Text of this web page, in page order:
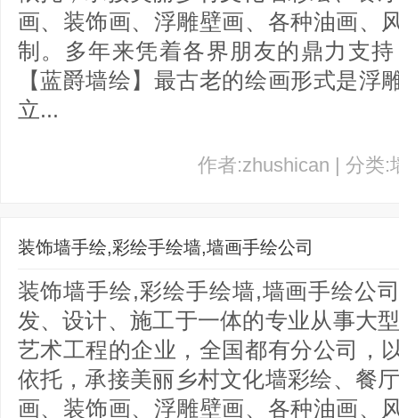
画、装饰画、浮雕壁画、各种油画、
制。多年来凭着各界朋友的鼎力支
【蓝爵墙绘】最古老的绘画形式是浮
立...
作者:zhushican | 分类:
装饰墙手绘,彩绘手绘墙,墙画手绘公司
装饰墙手绘,彩绘手绘墙,墙画手绘公
发、设计、施工于一体的专业从事大
艺术工程的企业，全国都有分公司，
依托，承接美丽乡村文化墙彩绘、餐
画、装饰画、浮雕壁画、各种油画、